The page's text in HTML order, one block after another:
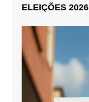
ELEIÇÕES 2026